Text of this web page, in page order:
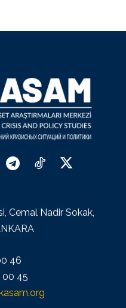
Cemal Nadir Sokak,
46
00 45